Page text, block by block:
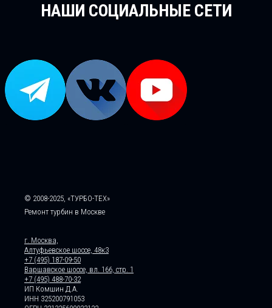
НАШИ СОЦИАЛЬНЫЕ СЕТИ
© 2008-2025, «ТУРБО-ТЕХ»
Ремонт турбин в Москве
г. Москва,
Алтуфьевское шоссе, 48к3
+7 (495) 187-09-50
Варшавское шоссе, вл. 166, стр. 1
+7 (495) 488-70-32
ИП Комшин Д.А.
ИНН 325200791053